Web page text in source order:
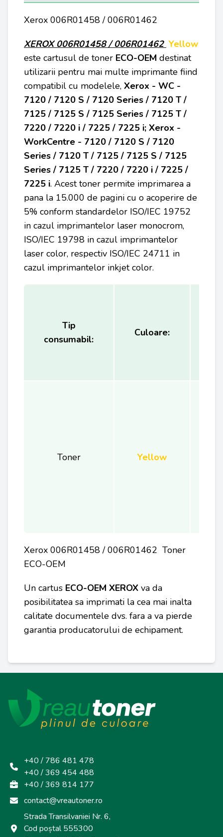
Xerox 006R01458 / 006R01462
XEROX 006R01458 / 006R01462 Yellow
este cartusul de toner ECO-OEM destinat
utilizarii pentru mai multe imprimante fiind
compatibil cu modelele, Xerox - WC -
7120 / 7120 S / 7120 Series / 7120 T /
7125 / 7125 S / 7125 Series / 7125 T /
7220 / 7220 i / 7225 / 7225 i; Xerox -
WorkCentre - 7120 / 7120 S / 7120
Series / 7120 T / 7125 / 7125 S / 7125
Series / 7125 T / 7220 / 7220 i / 7225 /
7225 i. Acest toner permite imprimarea a
pana la 15.000 de pagini cu o acoperire de
5% conform standardelor ISO/IEC 19752
in cazul imprimantelor laser monocrom,
ISO/IEC 19798 in cazul imprimantelor
laser color, respectiv ISO/IEC 24711 in
cazul imprimantelor inkjet color.
Tip
consumabil:
Culoare:
Toner Yellow
Xerox 006R01458 / 006R01462 Toner
ECO-OEM
Un cartus ECO-OEM XEROX va da
posibilitatea sa imprimati la cea mai inalta
calitate documentele dvs. fara a va pierde
garantia producatorului de echipament.
+40 / 786 481 478
+40 / 369 454 488
+40 / 369 814 177
contact@vreautoner.ro
Strada Transilvaniei Nr. 6,
Cod poștal 555300